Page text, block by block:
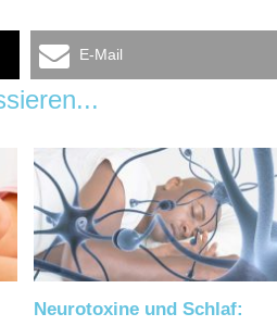
E-Mail
Neurotoxine und Schlaf: